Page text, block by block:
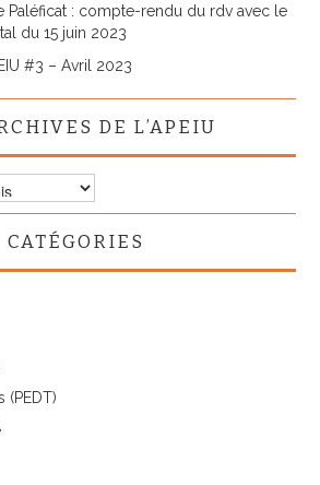
Paléficat : compte-rendu du rdv avec le
du 15 juin 2023
#3 – Avril 2023
DE L’APEIU
CATÉGORIES
(PEDT)